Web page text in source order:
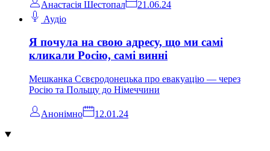
Анастасія Шестопал
21.06.24
Аудіо
Я почула на свою адресу, що ми самі
кликали Росію, самі винні
Мешканка Сєвєродонецька про евакуацію — через
Росію та Польщу до Німеччини
Анонімно 12.01.24